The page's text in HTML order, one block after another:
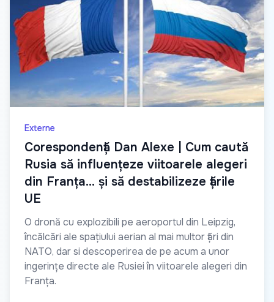
Externe
Сorespondență Dan Alexe | Cum caută
Rusia să influențeze viitoarele alegeri
din Franța… și să destabilizeze țările
UE
O dronă cu explozibili pe aeroportul din Leipzig,
încălcări ale spațiului aerian al mai multor țări din
NATO, dar si descoperirea de pe acum a unor
ingerințe directe ale Rusiei în viitoarele alegeri din
Franța.